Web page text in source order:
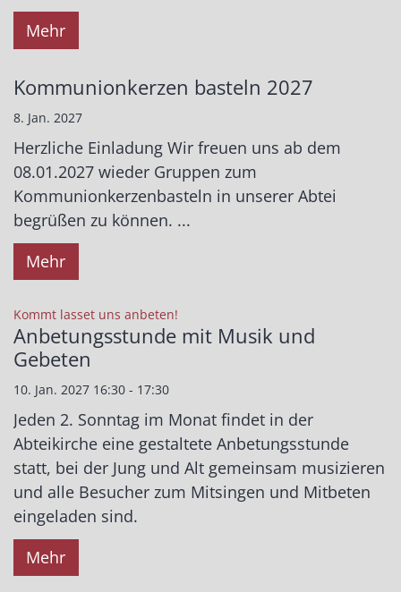
Mehr
Kommunionkerzen basteln 2027
8. Jan. 2027
Herzliche Einladung Wir freuen uns ab dem
08.01.2027 wieder Gruppen zum
Kommunionkerzenbasteln in unserer Abtei
begrüßen zu können. ...
Mehr
Kommt lasset uns anbeten!
Anbetungsstunde mit Musik und
Gebeten
10. Jan. 2027 16:30 - 17:30
Jeden 2. Sonntag im Monat findet in der
Abteikirche eine gestaltete Anbetungsstunde
statt, bei der Jung und Alt gemeinsam musizieren
und alle Besucher zum Mitsingen und Mitbeten
eingeladen sind.
Mehr